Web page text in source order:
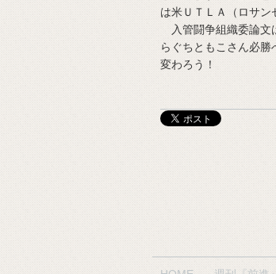
は米ＵＴＬＡ（ロサン
入管闘争組織委論文
らぐちともこさん必
変わろう！